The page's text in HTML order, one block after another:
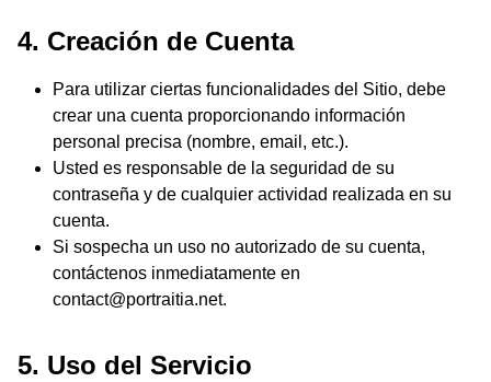
4. Creación de Cuenta
Para utilizar ciertas funcionalidades del Sitio, debe
crear una cuenta proporcionando información
personal precisa (nombre, email, etc.).
Usted es responsable de la seguridad de su
contraseña y de cualquier actividad realizada en su
cuenta.
Si sospecha un uso no autorizado de su cuenta,
contáctenos inmediatamente en
contact@portraitia.net.
5. Uso del Servicio